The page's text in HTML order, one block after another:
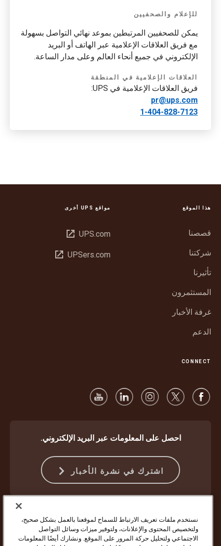
للإعلام والصحفيين
يمكن للصحفيين المرتبطين بموعد نهائي التواصل بسهولة
مع فريق العلاقات الإعلامية عبر الهاتف أو البريد
الإلكتروني في جميع أنحاء العالم وعلى مدار الساعة.
العلاقات الإعلامية في المنطقة
فريق العلاقات الإعلامية في UPS:
pr@ups.com
1-404-828-7123
هذا الموقع
قصصنا
شركتنا
تأثيرنا
المستثمرون
غرفة الأخبار
الدعم
مواقع UPS أخرى
UPS.com فتح
نافذة
UPSers.com فتح
CONNECT
احصل على المعلومات عبر البريد الإلكتروني.
اشترك في نشرة الأخبار
إشعار الخصوصية
إعدادات ملفات تعريف الارتباط
نستخدم ملفات تعريف الارتباط للسماح لموقعنا بالعمل بشكل صحيح،
ولتخصيص المحتوى والإعلانات، ولتوفير ميزات وسائل التواصل
الاجتماعي ولتحليل حركة المرور على الموقع. ونشارك أيضًا المعلومات